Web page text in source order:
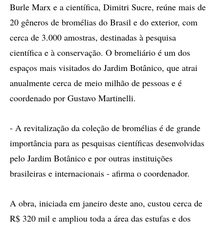
Burle Marx e a científica, Dimitri Sucre, reúne mais de
20 gêneros de bromélias do Brasil e do exterior, com
cerca de 3.000 amostras, destinadas à pesquisa
científica e à conservação. O bromeliário é um dos
espaços mais visitados do Jardim Botânico, que atrai
anualmente cerca de meio milhão de pessoas e é
coordenado por Gustavo Martinelli.
- A revitalização da coleção de bromélias é de grande
importância para as pesquisas científicas desenvolvidas
pelo Jardim Botânico e por outras instituições
brasileiras e internacionais - afirma o coordenador.
A obra, iniciada em janeiro deste ano, custou cerca de
R$ 320 mil e ampliou toda a área das estufas e dos